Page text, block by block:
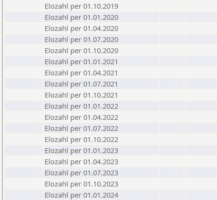
Elozahl per 01.10.2019
Elozahl per 01.01.2020
Elozahl per 01.04.2020
Elozahl per 01.07.2020
Elozahl per 01.10.2020
Elozahl per 01.01.2021
Elozahl per 01.04.2021
Elozahl per 01.07.2021
Elozahl per 01.10.2021
Elozahl per 01.01.2022
Elozahl per 01.04.2022
Elozahl per 01.07.2022
Elozahl per 01.10.2022
Elozahl per 01.01.2023
Elozahl per 01.04.2023
Elozahl per 01.07.2023
Elozahl per 01.10.2023
Elozahl per 01.01.2024